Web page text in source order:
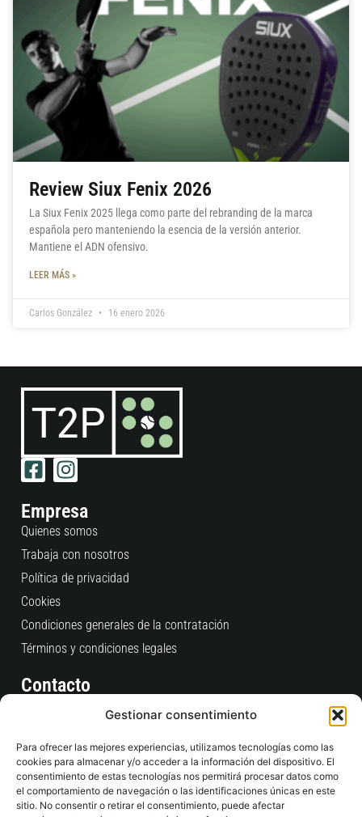
Gestionar consentimiento
Para ofrecer las mejores experiencias, utilizamos tecnologías como las
cookies para almacenar y/o acceder a la información del dispositivo. El
consentimiento de estas tecnologías nos permitirá procesar datos como
el comportamiento de navegación o las identificaciones únicas en este
sitio. No consentir o retirar el consentimiento, puede afectar
Review Siux Fenix 2026
La Siux Fenix 2025 llega como parte del rebranding de la marca
española pero manteniendo la esencia de la versión anterior.
Mantiene el ADN ofensivo.
LEER MÁS »
Carlos González 16 enero 2026
Empresa
Quienes somos
Trabaja con nosotros
Política de privacidad
Cookies
Condiciones generales de la contratación
Términos y condiciones legales
Contacto
Consultas Pedidos Web
+34 910 609 684
L-V: 9:00 / 19:00
Tienda Física